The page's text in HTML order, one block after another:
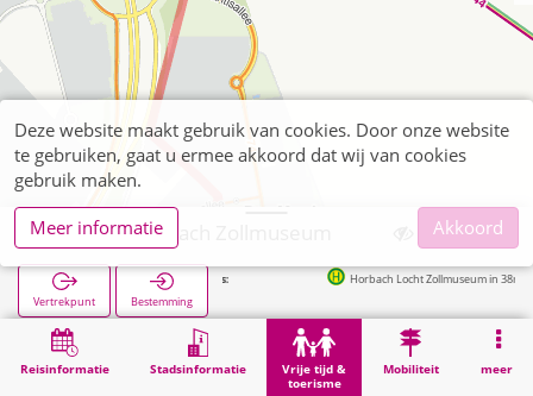
Reisinformatie Stadsinformatie
Vrije tijd &
toerisme
Mobiliteit meer
Aachen, Horbach Zollmuseum
Vertrekpunt Bestemming
Volgende haltes: Horbach Locht Zollmuseum in 38m
Vrije tijd & toerisme Cultuur Aachen, Horbach Zollmuseum
Deze website maakt gebruik van cookies. Door onze website
te gebruiken, gaat u ermee akkoord dat wij van cookies
gebruik maken.
Meer informatie
Akkoord